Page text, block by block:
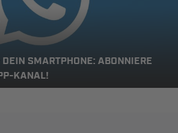
SMARTPHONE: ABONNIERE
KANAL!